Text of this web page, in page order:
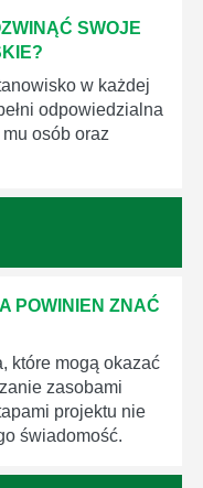
SWOJE
w każdej
odpowiedzialna
osób oraz
POWINIEN ZNAĆ
które mogą okazać
zasobami
projektu nie
świadomość.